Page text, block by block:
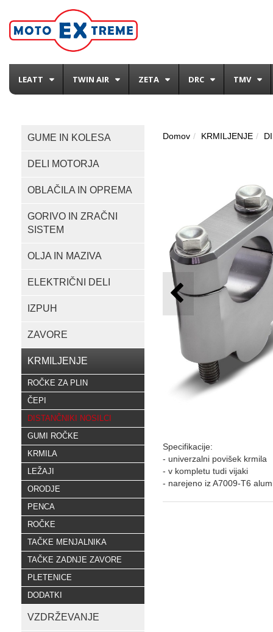
LEATT TWIN AIR ZETA DRC TMV
GUME IN KOLESA
DELI MOTORJA
OBLAČILA IN OPREMA
GORIVO IN ZRAČNI
SISTEM
OLJA IN MAZIVA
ELEKTRIČNI DELI
IZPUH
ZAVORE
KRMILJENJE
ROČKE ZA PLIN
ČEPI
DISTANČNIKI NOSILCI
GUMI ROČKE
KRMILA
LEŽAJI
ORODJE
PENCA
ROČKE
TAČKE MENJALNIKA
TAČKE ZADNJE ZAVORE
PLETENICE
DODATKI
VZDRŽEVANJE
Domov KRMILJENJE
Specifikacije:
- univerzalni povišek krmila
- v kompletu tudi vijaki
- narejeno iz A7009-T6